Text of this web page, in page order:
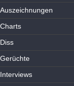
Auszeichnungen
Charts
Diss
Gerüchte
Interviews